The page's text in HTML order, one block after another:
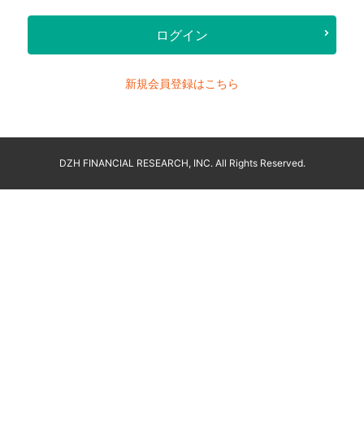
新規会員登録はこちら
DZH FINANCIAL RESEARCH, INC. All Rights Reserved.